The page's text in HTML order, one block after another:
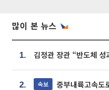
많이 본 뉴스
1.
2. 속보 중부내륙고속도